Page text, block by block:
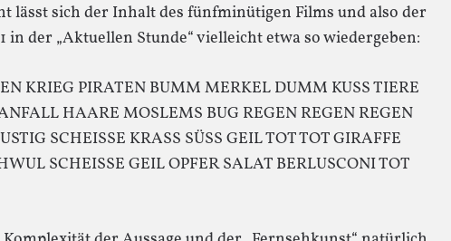
lässt sich der Inhalt des fünfminütigen Films und also der
in der „Aktuellen Stunde“ vielleicht etwa so wiedergeben:
KRIEG PIRATEN BUMM MERKEL DUMM KUSS TIERE
HAARE MOSLEMS BUG REGEN REGEN REGEN
SCHEISSE KRASS SÜSS GEIL TOT TOT GIRAFFE
SCHEISSE GEIL OPFER SALAT BERLUSCONI TOT